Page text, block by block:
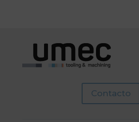
Contacto